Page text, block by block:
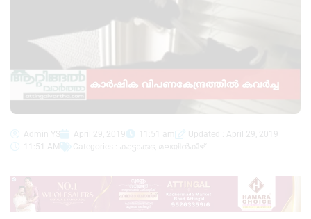
Admin YS April 29, 2019 11:51 am
Updated : April 29, 2019
11:51 AM
Categories : കാട്ടാക്കട മലയിൻകീഴ്